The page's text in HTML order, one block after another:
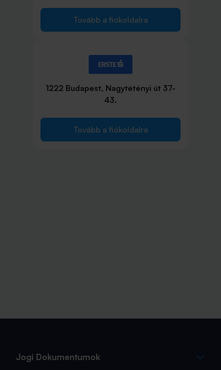
Tovább a fiókoldalra
1222 Budapest, Nagytétényi út 37-
43.
Tovább a fiókoldalra
Jogi Dokumentumok